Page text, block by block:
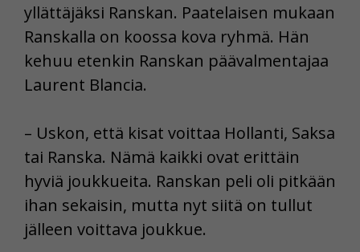
yllättäjäksi Ranskan. Paatelaisen mukaan
Ranskalla on koossa kova ryhmä. Hän
kehuu etenkin Ranskan päävalmentajaa
Laurent Blancia.
– Uskon, että kisat voittaa Hollanti, Saksa
tai Ranska. Nämä kaikki ovat erittäin
hyviä joukkueita. Ranskan peli oli pitkään
ihan sekaisin, mutta nyt siitä on tullut
jälleen voittava joukkue.